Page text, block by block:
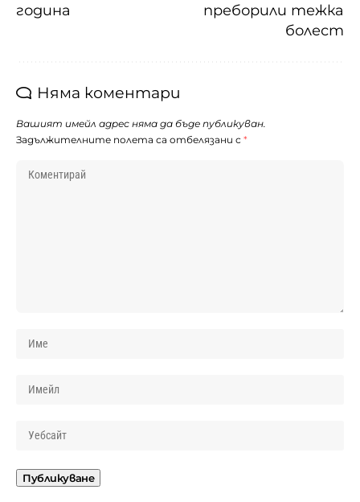
година
преборили тежка
болест
Няма коментари
Вашият имейл адрес няма да бъде публикуван.
Задължителните полета са отбелязани с *